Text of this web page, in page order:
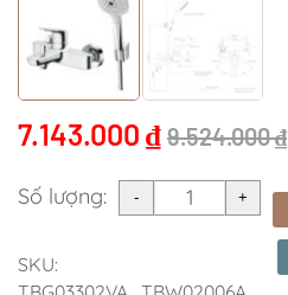
7.143.000 ₫ 9.524.000₫
Số lượng:
SKU: